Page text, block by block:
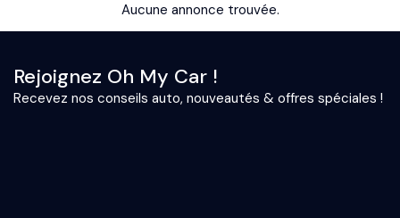
Aucune annonce trouvée.
Rejoignez Oh My Car !
Recevez nos conseils auto, nouveautés & offres spéciales !